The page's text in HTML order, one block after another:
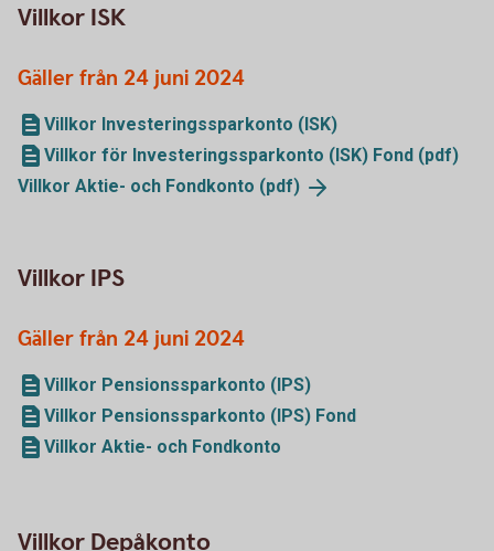
Villkor ISK
Gäller från 24 juni 2024
Villkor Investeringssparkonto (ISK)
Villkor för Investeringssparkonto (ISK) Fond (pdf)
Villkor Aktie- och Fondkonto (pdf)
Villkor IPS
Gäller från 24 juni 2024
Villkor Pensionssparkonto (IPS)
Villkor Pensionssparkonto (IPS) Fond
Villkor Aktie- och Fondkonto
Villkor Depåkonto